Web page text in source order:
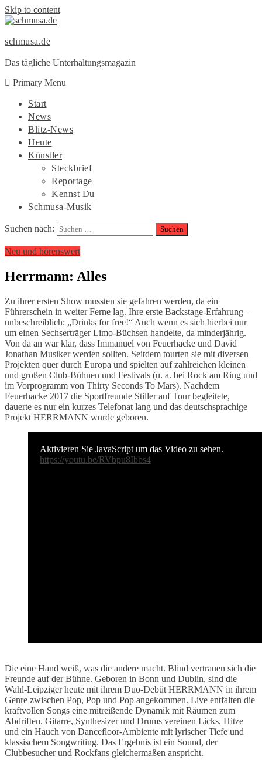
Skip to content
schmusa.de
Das tägliche Unterhaltungsmagazin
Primary Menu
Start
News
Blitz-News
Heute
Künstler
Steckbrief
Reportage
Kennst Du
Schmusa-Musik
Suchen nach:
Neu und hörenswert
Herrmann: Alles
Zu ihrer ersten Show mussten sie gefahren werden, da ein
Führerschein in weiter Ferne lag. Ihre erste Backstage-Erfahrung –
unbeschreiblich: „Drinks for free!“ Auch wenn es sich hierbei nur
um einen Sechserträger Limo-Büchsen handelte, da minderjährig.
Von da an war klar, dass Immanuel von Feuerhacke und David
Jonathan Musiker werden sollten. Seitdem tourten sie mit diversen
Projekten quer durch Europa und spielten auf zahlreichen kleinen
und großen Club-Bühnen und Festivals (u. a. bei Rock am Ring und
im Vorprogramm von Thirty Seconds To Mars). Nachdem
Feuerhacke 2017 die Sportfreunde Stiller auf Tour begleitete,
dauerte es nur ein kurzes Telefonat lang und das deutschsprachige
Projekt HERRMANN wurde geboren.
Aktivieren Sie JavaScript um das Video zu sehen.
https://youtu.be/RVbpu8Ibbs4
Die eine Hand weiß, was die andere macht. Blind vertrauen sich die
Freunde auf der Bühne. Geboren in Bonn und Dublin, sind die
Wahl-Leipziger heute mit ihrem Duo-Debüt HERRMANN in ihrem
Genre zwischen Pop, Pop und Pop angekommen. Live entfalten die
kraftvollen Songs eine mitreißende Dynamik mit Räumen zum
Abdriften. Gitarre, Synthesizer und Drums vereinen Licks, Hitze
und ein Hauch von Dancefloor-Ambiente mit lyrischer Tiefe und
klassischem Songwriting. Das Ergebnis ist ein Sound, der
Clubbesucher und Rockfans gleichermaßen anspricht.